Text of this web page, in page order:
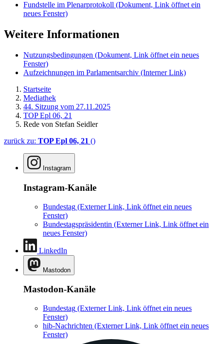
Fundstelle im Plenarprotokoll (Dokument, Link öffnet ein
neues Fenster)
Weitere Informationen
Nutzungsbedingungen (Dokument, Link öffnet ein neues
Fenster)
Aufzeichnungen im Parlamentsarchiv (Interner Link)
Startseite
Mediathek
44. Sitzung vom 27.11.2025
TOP Epl 06, 21
Rede von Stefan Seidler
zurück zu: TOP Epl 06, 21 ()
Instagram
Instagram-Kanäle
Bundestag (Externer Link, Link öffnet ein neues
Fenster)
Bundestagspräsidentin (Externer Link, Link öffnet ein
neues Fenster)
LinkedIn
Mastodon
Mastodon-Kanäle
Bundestag (Externer Link, Link öffnet ein neues
Fenster)
hib-Nachrichten (Externer Link, Link öffnet ein neues
Fenster)